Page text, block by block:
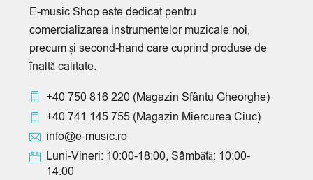
E-music Shop este dedicat pentru
comercializarea instrumentelor muzicale noi,
precum și second-hand care cuprind produse de
înaltă calitate.
+40 750 816 220 (Magazin Sfântu Gheorghe)
+40 741 145 755 (Magazin Miercurea Ciuc)
info@e-music.ro
Luni-Vineri: 10:00-18:00, Sâmbătă: 10:00-
14:00